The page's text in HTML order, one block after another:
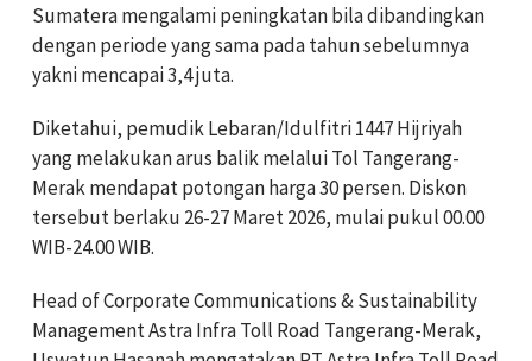
Sumatera mengalami peningkatan bila dibandingkan
dengan periode yang sama pada tahun sebelumnya
yakni mencapai 3,4 juta.
Diketahui, pemudik Lebaran/Idulfitri 1447 Hijriyah
yang melakukan arus balik melalui Tol Tangerang-
Merak mendapat potongan harga 30 persen. Diskon
tersebut berlaku 26-27 Maret 2026, mulai pukul 00.00
WIB-24.00 WIB.
Head of Corporate Communications & Sustainability
Management Astra Infra Toll Road Tangerang-Merak,